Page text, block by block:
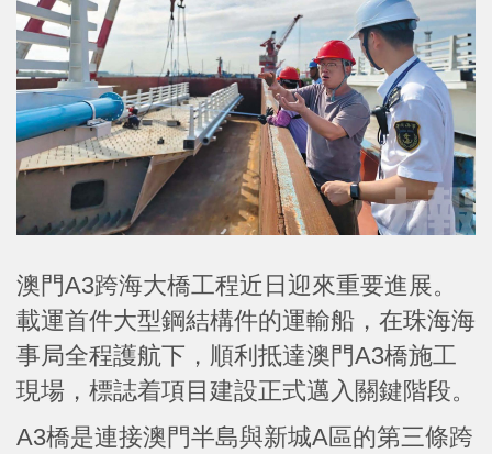
澳門A3跨海大橋工程近日迎來重要進展。
載運首件大型鋼結構件的運輸船，在珠海海
事局全程護航下，順利抵達澳門A3橋施工
現場，標誌着項目建設正式邁入關鍵階段。
A3橋是連接澳門半島與新城A區的第三條跨